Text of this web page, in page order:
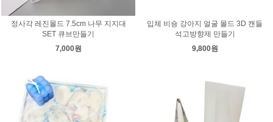
정사각 레진몰드 7.5cm 나무 지지대
SET 큐브만들기
7,000원
입체 비숑 강아지 얼굴 몰드 3D 캔들
석고방향제 만들기
9,800원